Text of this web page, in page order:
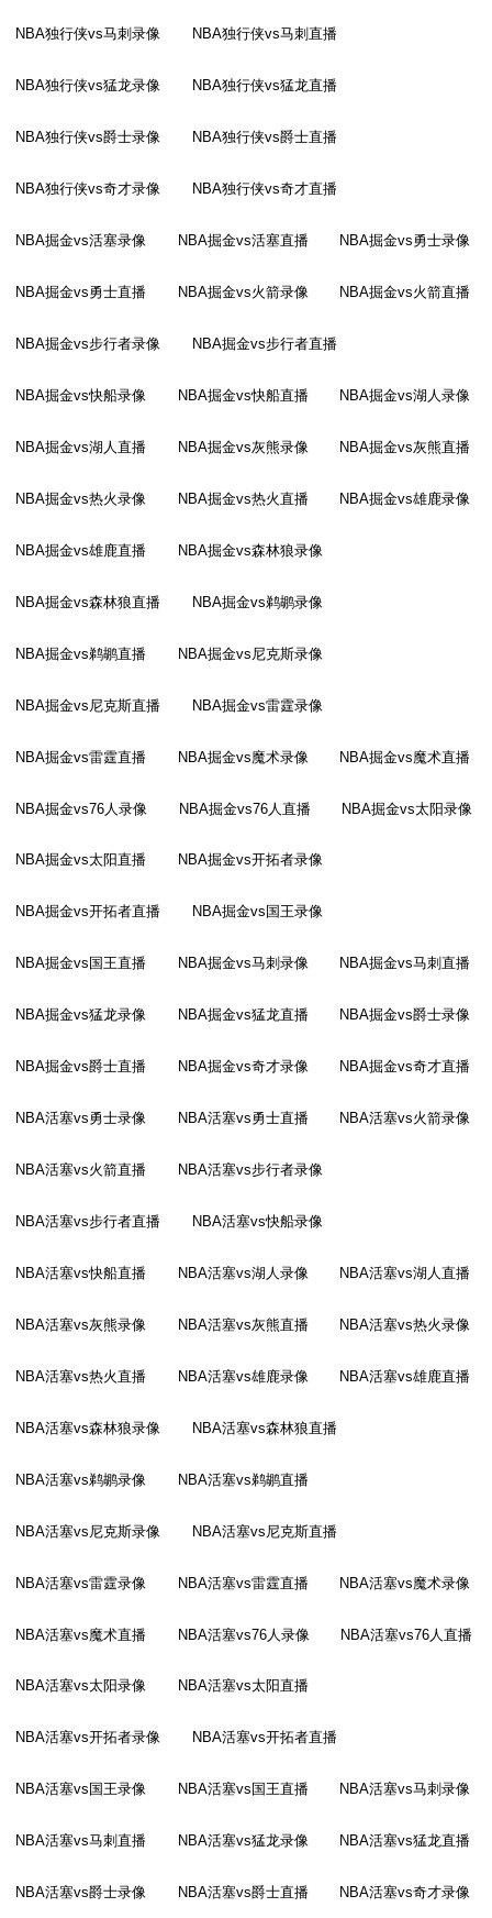
NBA独行侠vs马刺录像 NBA独行侠vs马刺直播
NBA独行侠vs猛龙录像 NBA独行侠vs猛龙直播
NBA独行侠vs爵士录像 NBA独行侠vs爵士直播
NBA独行侠vs奇才录像 NBA独行侠vs奇才直播
NBA掘金vs活塞录像 NBA掘金vs活塞直播 NBA掘金vs勇士录像
NBA掘金vs勇士直播 NBA掘金vs火箭录像 NBA掘金vs火箭直播
NBA掘金vs步行者录像 NBA掘金vs步行者直播
NBA掘金vs快船录像 NBA掘金vs快船直播 NBA掘金vs湖人录像
NBA掘金vs湖人直播 NBA掘金vs灰熊录像 NBA掘金vs灰熊直播
NBA掘金vs热火录像 NBA掘金vs热火直播 NBA掘金vs雄鹿录像
NBA掘金vs雄鹿直播 NBA掘金vs森林狼录像
NBA掘金vs森林狼直播 NBA掘金vs鹈鹕录像
NBA掘金vs鹈鹕直播 NBA掘金vs尼克斯录像
NBA掘金vs尼克斯直播 NBA掘金vs雷霆录像
NBA掘金vs雷霆直播 NBA掘金vs魔术录像 NBA掘金vs魔术直播
NBA掘金vs76人录像 NBA掘金vs76人直播 NBA掘金vs太阳录像
NBA掘金vs太阳直播 NBA掘金vs开拓者录像
NBA掘金vs开拓者直播 NBA掘金vs国王录像
NBA掘金vs国王直播 NBA掘金vs马刺录像 NBA掘金vs马刺直播
NBA掘金vs猛龙录像 NBA掘金vs猛龙直播 NBA掘金vs爵士录像
NBA掘金vs爵士直播 NBA掘金vs奇才录像 NBA掘金vs奇才直播
NBA活塞vs勇士录像 NBA活塞vs勇士直播 NBA活塞vs火箭录像
NBA活塞vs火箭直播 NBA活塞vs步行者录像
NBA活塞vs步行者直播 NBA活塞vs快船录像
NBA活塞vs快船直播 NBA活塞vs湖人录像 NBA活塞vs湖人直播
NBA活塞vs灰熊录像 NBA活塞vs灰熊直播 NBA活塞vs热火录像
NBA活塞vs热火直播 NBA活塞vs雄鹿录像 NBA活塞vs雄鹿直播
NBA活塞vs森林狼录像 NBA活塞vs森林狼直播
NBA活塞vs鹈鹕录像 NBA活塞vs鹈鹕直播
NBA活塞vs尼克斯录像 NBA活塞vs尼克斯直播
NBA活塞vs雷霆录像 NBA活塞vs雷霆直播 NBA活塞vs魔术录像
NBA活塞vs魔术直播 NBA活塞vs76人录像 NBA活塞vs76人直播
NBA活塞vs太阳录像 NBA活塞vs太阳直播
NBA活塞vs开拓者录像 NBA活塞vs开拓者直播
NBA活塞vs国王录像 NBA活塞vs国王直播 NBA活塞vs马刺录像
NBA活塞vs马刺直播 NBA活塞vs猛龙录像 NBA活塞vs猛龙直播
NBA活塞vs爵士录像 NBA活塞vs爵士直播 NBA活塞vs奇才录像